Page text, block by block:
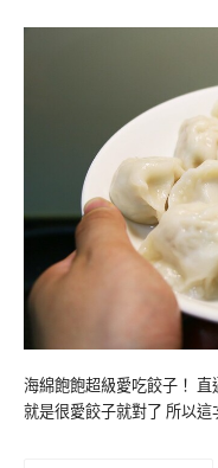
海綿飽飽超級愛吃餃子！
就是很愛餃子就對了 所以